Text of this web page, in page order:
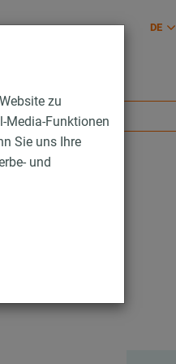
zu
Media-Funktionen
Sie uns Ihre
und
DE